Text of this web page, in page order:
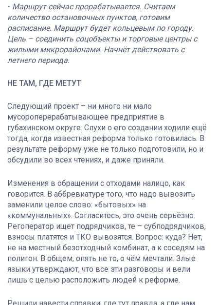
- Маршрут сейчас прорабатывается. Считаем
количество остановочных пунктов, готовим
расписание. Маршрут будет кольцевым по городу.
Цель – соединить соцобъекты и торговые центры с
жилыми микрорайонами. Начнёт действовать с
летнего периода.
НЕ ТАМ, ГДЕ МЕТУТ
Следующий проект – ни много ни мало
мусороперерабатывающее предприятие в
губахинском округе. Слухи о его создании ходили ещё
тогда, когда известная реформа только готовилась. В
результате реформу уже не только подготовили, но и
обсудили во всех чтениях, и даже приняли.
Изменения в обращении с отходами налицо, как
говорится. В аббревиатуре того, что надо вывозить
заменили целое слово: «бытовых» на
«коммунальных». Согласитесь, это очень серьёзно.
Регоператор ищет подрядчиков, те – субподрядчиков,
взносы платятся и ТКО вывозятся. Вопрос: куда? Нет,
не на местный безотходный комбинат, а к соседям на
полигон. В общем, опять не то, о чём мечтали. Злые
языки утверждают, что все эти разговоры и вели
лишь с целью расположить людей к реформе.
Решили навести справки: где тут правда, а где нам